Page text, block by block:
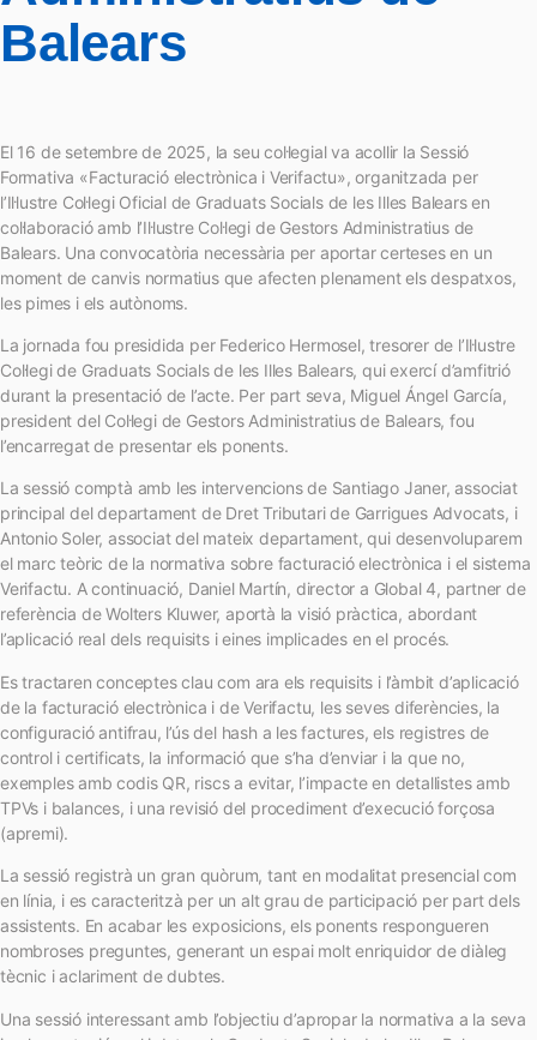
Balears
El 16 de setembre de 2025, la seu col·legial va acollir la Sessió
Formativa «Facturació electrònica i Verifactu», organitzada per
l’Il·lustre Col·legi Oficial de Graduats Socials de les Illes Balears en
col·laboració amb l’Il·lustre Col·legi de Gestors Administratius de
Balears. Una convocatòria necessària per aportar certeses en un
moment de canvis normatius que afecten plenament els despatxos,
les pimes i els autònoms.
La jornada fou presidida per Federico Hermosel, tresorer de l’Il·lustre
Col·legi de Graduats Socials de les Illes Balears, qui exercí d’amfitrió
durant la presentació de l’acte. Per part seva, Miguel Ángel García,
president del Col·legi de Gestors Administratius de Balears, fou
l’encarregat de presentar els ponents.
La sessió comptà amb les intervencions de Santiago Janer, associat
principal del departament de Dret Tributari de Garrigues Advocats, i
Antonio Soler, associat del mateix departament, qui desenvoluparem
el marc teòric de la normativa sobre facturació electrònica i el sistema
Verifactu. A continuació, Daniel Martín, director a Global 4, partner de
referència de Wolters Kluwer, aportà la visió pràctica, abordant
l’aplicació real dels requisits i eines implicades en el procés.
Es tractaren conceptes clau com ara els requisits i l’àmbit d’aplicació
de la facturació electrònica i de Verifactu, les seves diferències, la
configuració antifrau, l’ús del hash a les factures, els registres de
control i certificats, la informació que s’ha d’enviar i la que no,
exemples amb codis QR, riscs a evitar, l’impacte en detallistes amb
TPVs i balances, i una revisió del procediment d’execució forçosa
(apremi).
La sessió registrà un gran quòrum, tant en modalitat presencial com
en línia, i es caracteritzà per un alt grau de participació per part dels
assistents. En acabar les exposicions, els ponents respongueren
nombroses preguntes, generant un espai molt enriquidor de diàleg
tècnic i aclariment de dubtes.
Una sessió interessant amb l’objectiu d’apropar la normativa a la seva